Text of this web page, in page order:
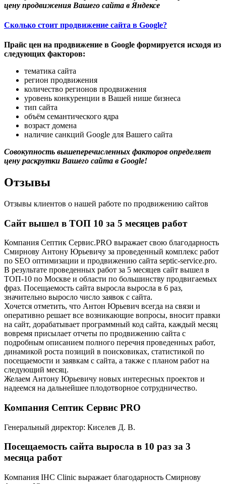
цену продвижения Вашего сайта в Яндексе
Сколько стоит продвижение сайта в Google?
Прайс цен на продвижение в Google формируется исходя из
следующих факторов:
тематика сайта
регион продвижения
количество регионов продвижения
уровень конкуренции в Вашей нише бизнеса
тип сайта
объём семантического ядра
возраст домена
наличие санкций Google для Вашего сайта
Совокупность вышеперечисленных факторов определяет
цену раскрутки Вашего сайта в Google!
Отзывы
Отзывы клиентов о нашей работе по продвижению сайтов
Сайт вышел в ТОП 10 за 5 месяцев работ
Компания Септик Сервис.PRO выражает свою благодарность
Смирнову Антону Юрьевичу за проведенный комплекс работ
по SEO оптимизации и продвижению сайта septic-service.pro.
В результате проведенных работ за 5 месяцев сайт вышел в
ТОП-10 по Москве и области по большинству продвигаемых
фраз. Посещаемость сайта выросла выросла в 6 раз,
значительно выросло число заявок с сайта.
Хочется отметить, что Антон Юрьевич всегда на связи и
оперативно решает все возникающие вопросы, вносит правки
на сайт, дорабатывает программный код сайта, каждый месяц
вовремя присылает отчеты по продвижению сайта с
подробным описанием полного перечня проведенных работ,
динамикой роста позиций в поисковиках, статистикой по
посещаемости и заявкам с сайта, а также с планом работ на
следующий месяц.
Желаем Антону Юрьевичу новых интересных проектов и
надеемся на дальнейшее плодотворное сотрудничество.
Компания Септик Сервис PRO
Генеральный директор: Киселев Д. В.
Посещаемость сайта выросла в 10 раз за 3
месяца работ
Компания IHC Clinic выражает благодарность Смирнову